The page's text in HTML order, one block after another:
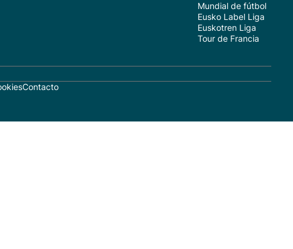
Mundial de fútbol
Eusko Label Liga
Euskotren Liga
Tour de Francia
Contacto